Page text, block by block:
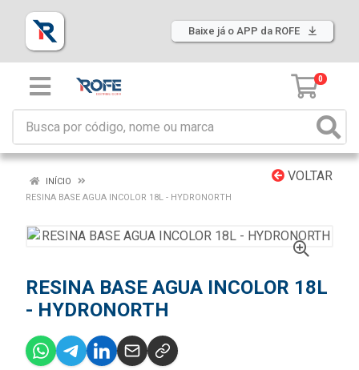
Baixe já o APP da ROFE
0
VOLTAR
INÍCIO
RESINA BASE AGUA INCOLOR 18L - HYDRONORTH
RESINA BASE AGUA INCOLOR 18L
- HYDRONORTH